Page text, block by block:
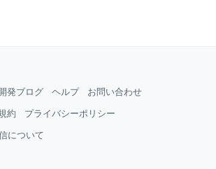
発ブログ ヘルプ お問い合わせ
約 プライバシーポリシー
について